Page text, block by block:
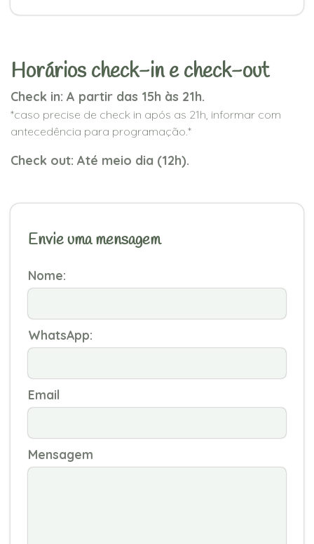
Horários check-in e check-out
Check in: A partir das 15h às 21h.
*caso precise de check in após as 21h, informar com
antecedência para programação.*
Check out: Até meio dia (12h).
Envie uma mensagem
Nome:
WhatsApp:
Email
Mensagem